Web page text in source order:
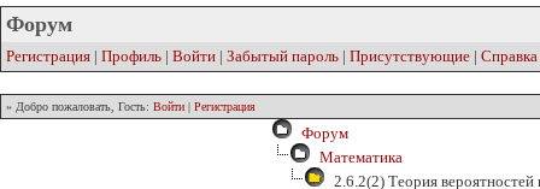
Форум
Регистрация | Профиль | Войти | Забытый пароль | Присутствующие | Справка
» Добро пожаловать, Гость: Войти | Регистрация
Форум
Математика
2.6.2(2) Теория вероятностей